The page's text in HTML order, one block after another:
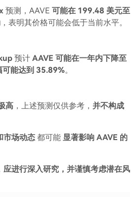
预测，AAVE 可能在 199.48 美元至
，表明其价格可能会低于当前水平。
预计 AAVE 可能在一年内下降至
可能达到 35.89%。
高 ，上述预测仅供参考， 并不构成
市场动态 都可能 显著影响 AAVE 的
应进行深入研究，并谨慎考虑潜在风